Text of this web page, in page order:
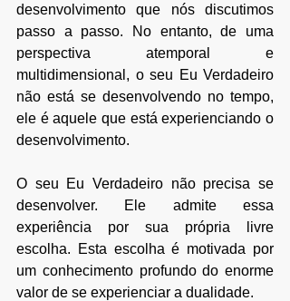
desenvolvimento que nós discutimos
passo a passo. No entanto, de uma
perspectiva atemporal e
multidimensional, o seu Eu Verdadeiro
não está se desenvolvendo no tempo,
ele é aquele que está experienciando o
desenvolvimento.
O seu Eu Verdadeiro não precisa se
desenvolver. Ele admite essa
experiência por sua própria livre
escolha. Esta escolha é motivada por
um conhecimento profundo do enorme
valor de se experienciar a dualidade.